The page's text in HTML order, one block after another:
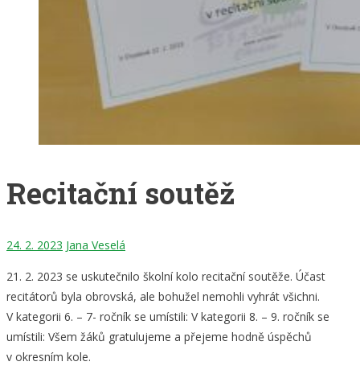
Recitační soutěž
24. 2. 2023 Jana Veselá
21. 2. 2023 se uskutečnilo školní kolo recitační soutěže. Účast
recitátorů byla obrovská, ale bohužel nemohli vyhrát všichni.
V kategorii 6. – 7- ročník se umístili: V kategorii 8. – 9. ročník se
umístili: Všem žáků gratulujeme a přejeme hodně úspěchů
v okresním kole.